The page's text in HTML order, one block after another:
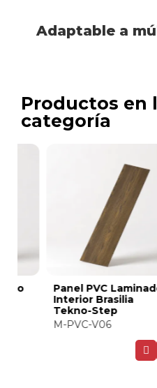
Adaptable a
Productos en
categoría
Panel PVC Laminado
Interior Ivory Elm
Tekno-Step
M-PVC-V70